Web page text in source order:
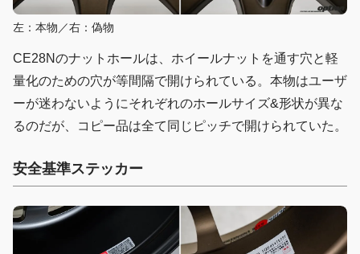
左：本物／右：偽物
CE28Nのナットホールは、ホイールナットを通す穴と軽
量化のための穴が等間隔で開けられている。本物はユーザ
ーが迷わないようにそれぞれのホールサイズ&形状が異な
るのだが、コピー品は全て同じピッチで開けられていた。
安全基準ステッカー